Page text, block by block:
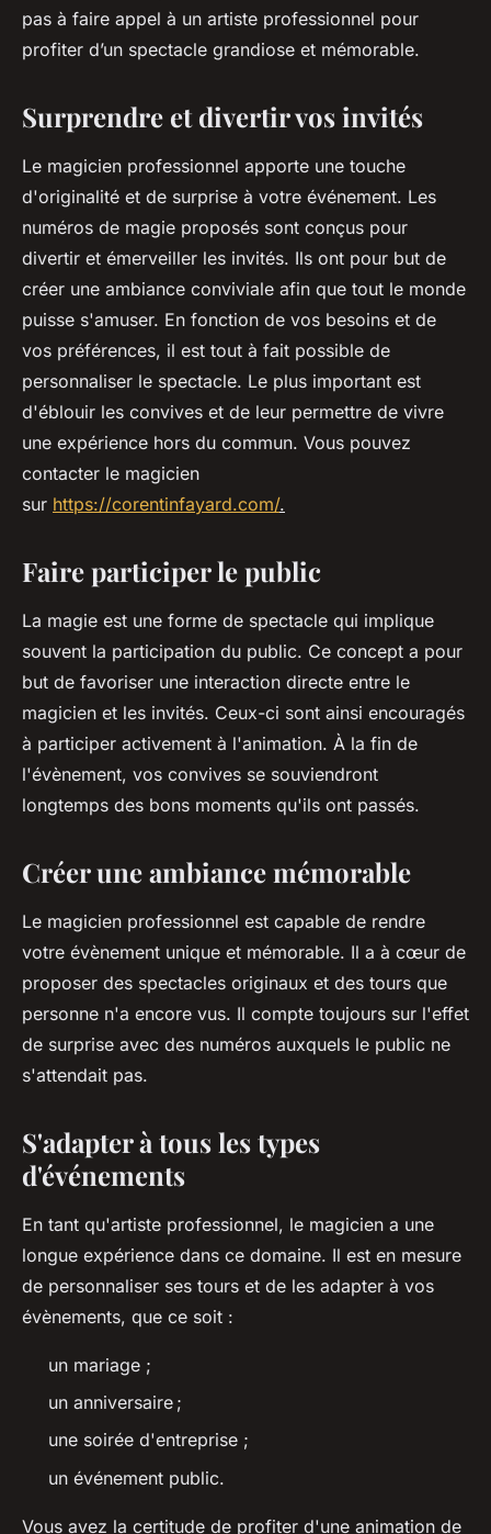
pas à faire appel à un artiste professionnel pour
profiter d’un spectacle grandiose et mémorable.
Surprendre et divertir vos invités
Le magicien professionnel apporte une touche
d'originalité et de surprise à votre événement. Les
numéros de magie proposés sont conçus pour
divertir et émerveiller les invités. Ils ont pour but de
créer une ambiance conviviale afin que tout le monde
puisse s'amuser. En fonction de vos besoins et de
vos préférences, il est tout à fait possible de
personnaliser le spectacle. Le plus important est
d'éblouir les convives et de leur permettre de vivre
une expérience hors du commun. Vous pouvez
contacter le magicien
sur https://corentinfayard.com/.
Faire participer le public
La magie est une forme de spectacle qui implique
souvent la participation du public. Ce concept a pour
but de favoriser une interaction directe entre le
magicien et les invités. Ceux-ci sont ainsi encouragés
à participer activement à l'animation. À la fin de
l'évènement, vos convives se souviendront
longtemps des bons moments qu'ils ont passés.
Créer une ambiance mémorable
Le magicien professionnel est capable de rendre
votre évènement unique et mémorable. Il a à cœur de
proposer des spectacles originaux et des tours que
personne n'a encore vus. Il compte toujours sur l'effet
de surprise avec des numéros auxquels le public ne
s'attendait pas.
S'adapter à tous les types
d'événements
En tant qu'artiste professionnel, le magicien a une
longue expérience dans ce domaine. Il est en mesure
de personnaliser ses tours et de les adapter à vos
évènements, que ce soit :
un mariage ;
un anniversaire ;
une soirée d'entreprise ;
un événement public.
Vous avez la certitude de profiter d'une animation de